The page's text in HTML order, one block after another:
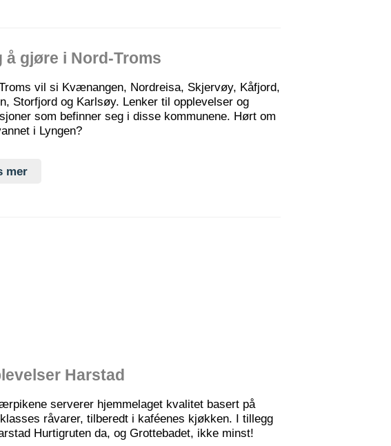
å gjøre i Nord-Troms
vil si Kvænangen, Nordreisa, Skjervøy, Kåfjord,
Storfjord og Karlsøy. Lenker til opplevelser og
som befinner seg i disse kommunene. Hørt om
i Lyngen?
mer
Harstad
serverer hjemmelaget kvalitet basert på
råvarer, tilberedt i kaféenes kjøkken. I tillegg
Hurtigruten da, og Grottebadet, ikke minst!